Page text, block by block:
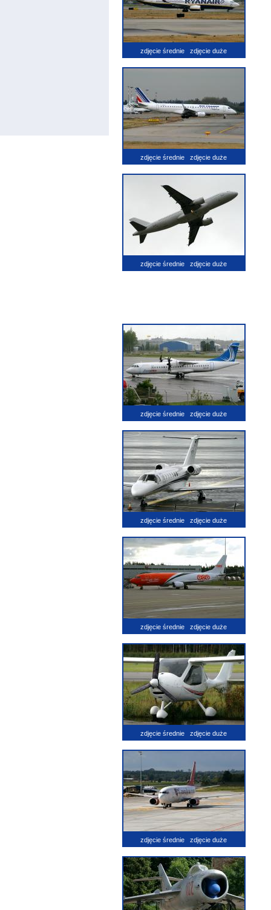
zdjęcie średnie zdjęcie duże
zdjęcie średnie zdjęcie duże
zdjęcie średnie zdjęcie duże
zdjęcie średnie zdjęcie duże
zdjęcie średnie zdjęcie duże
zdjęcie średnie zdjęcie duże
zdjęcie średnie zdjęcie duże
zdjęcie średnie zdjęcie duże